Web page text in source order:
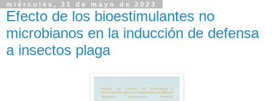
miércoles, 31 de mayo de 2023
Efecto de los bioestimulantes no
microbianos en la inducción de defensa
a insectos plaga